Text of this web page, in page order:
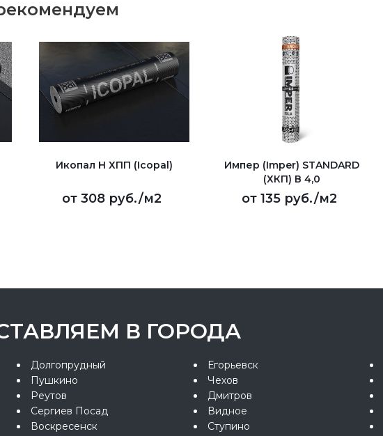
Икопал Н ХПП (Icopal)
от 308 руб./м2
Импер (Imper) STANDARD
(ХКП) В 4,0
от 135 руб./м2
В ГОРОДА
Долгопрудный
Пушкино
Реутов
Сергиев Посад
Воскресенск
Егорьевск
Чехов
Дмитров
Видное
Ступино